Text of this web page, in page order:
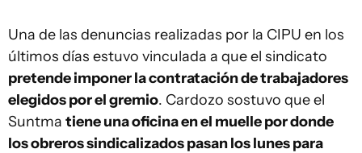
Una de las denuncias realizadas por la CIPU en los
últimos días estuvo vinculada a que el sindicato
pretende imponer la contratación de trabajadores
elegidos por el gremio. Cardozo sostuvo que el
Suntma tiene una oficina en el muelle por donde
los obreros sindicalizados pasan los lunes para